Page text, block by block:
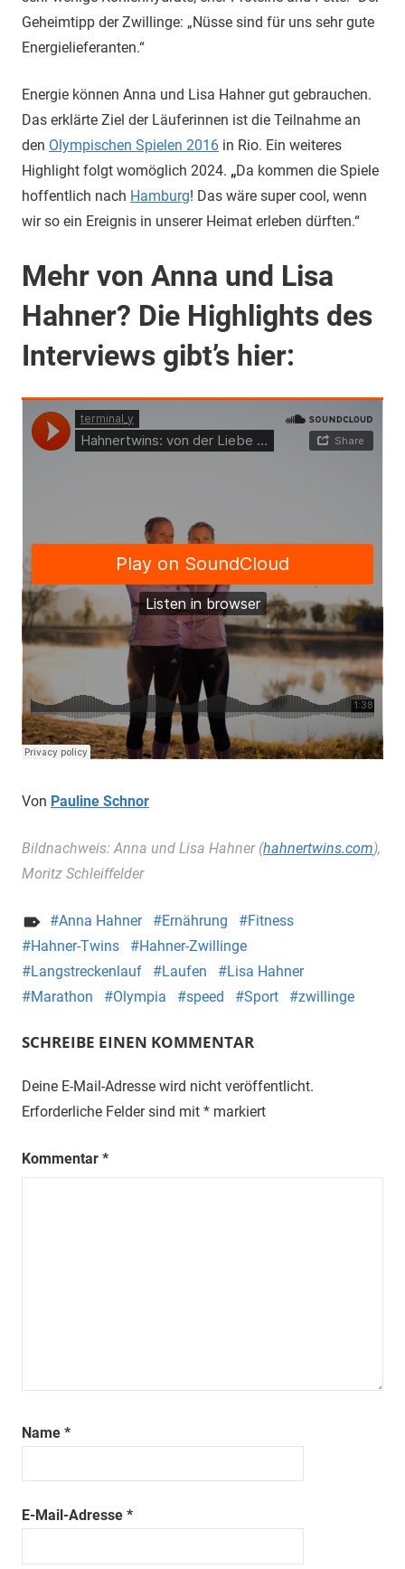
Geheimtipp der Zwillinge: „Nüsse sind für uns sehr gute
Energielieferanten.“
Energie können Anna und Lisa Hahner gut gebrauchen.
Das erklärte Ziel der Läuferinnen ist die Teilnahme an
den Olympischen Spielen 2016 in Rio. Ein weiteres
Highlight folgt womöglich 2024. „Da kommen die Spiele
hoffentlich nach Hamburg! Das wäre super cool, wenn
wir so ein Ereignis in unserer Heimat erleben dürften.“
Mehr von Anna und Lisa
Hahner? Die Highlights des
Interviews gibt’s hier:
Von Pauline Schnor
Bildnachweis: Anna und Lisa Hahner (hahnertwins.com),
Moritz Schleiffelder
Anna Hahner Ernährung
Fitness
Hahner-Twins
Hahner-Zwillinge
Langstreckenlauf
Laufen
Lisa Hahner
Marathon
Olympia speed Sport zwillinge
SCHREIBE EINEN KOMMENTAR
Deine E-Mail-Adresse wird nicht veröffentlicht.
Erforderliche Felder sind mit * markiert
Kommentar *
Name *
E-Mail-Adresse *